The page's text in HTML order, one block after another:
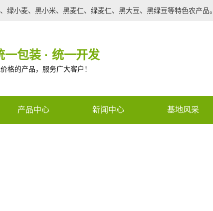
绿小麦、黑小米、黑麦仁、绿麦仁、黑大豆、黑绿豆等特色农产品。
一包装 · 统一开发
格的产品，服务广大客户！
产品中心 新闻中心 基地风采